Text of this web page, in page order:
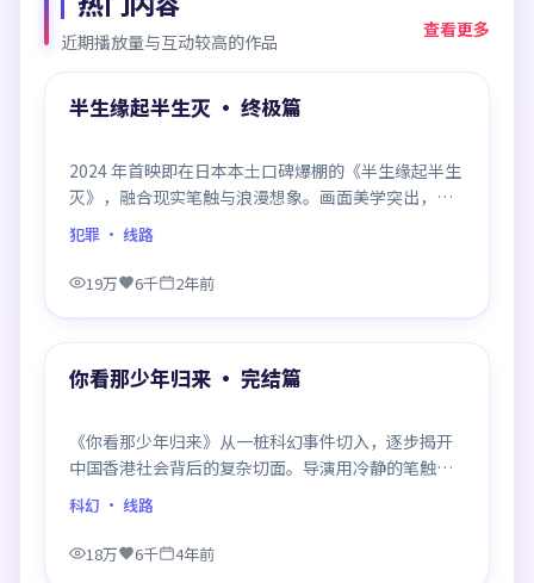
近期播放量与互动较高的作品
查看更多
热门
99:14
半生缘起半生灭 · 终极篇
2024 年首映即在日本本土口碑爆棚的《半生缘起半生
灭》，融合现实笔触与浪漫想象。画面美学突出，节
奏拿捏到位，是当年话题度居高不下的代表作。
犯罪 · 线路
19万 6千 2年前
热门
你看那少年归来 · 完结篇
《你看那少年归来》从一桩科幻事件切入，逐步揭开
中国香港社会背后的复杂切面。导演用冷静的笔触描
摹人物挣扎，沉浸感极强，看完后劲十足。
科幻 · 线路
18万 6千
4年前